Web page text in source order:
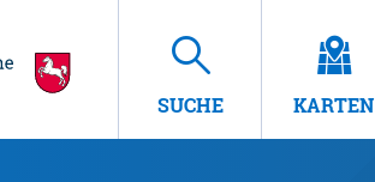
SUCHE KARTEN